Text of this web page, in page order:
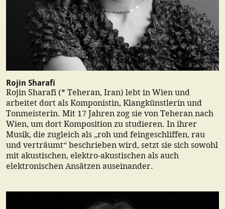
Rojin Sharafi
Rojin Sharafi (* Teheran, Iran) lebt in Wien und
arbeitet dort als Komponistin, Klangkünstlerin und
Tonmeisterin. Mit 17 Jahren zog sie von Teheran nach
Wien, um dort Komposition zu studieren. In ihrer
Musik, die zugleich als „roh und feingeschliffen, rau
und verträumt“ beschrieben wird, setzt sie sich sowohl
mit akustischen, elektro-akustischen als auch
elektronischen Ansätzen auseinander.